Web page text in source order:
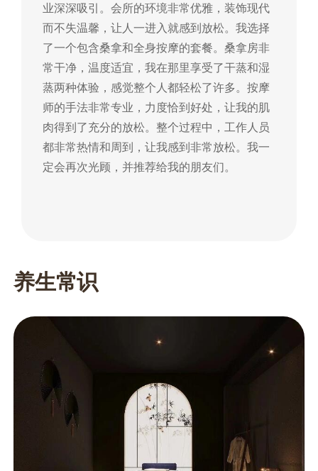
业深深吸引。会所的环境非常优雅，装饰现代
而不失温馨，让人一进入就感到放松。我选择
了一个包含桑拿和全身按摩的套餐。桑拿房非
常干净，温度适宜，我在那里享受了干蒸和湿
蒸两种体验，感觉整个人都轻松了许多。按摩
师的手法非常专业，力度恰到好处，让我的肌
肉得到了充分的放松。整个过程中，工作人员
都非常热情和周到，让我感到非常放松。我一
定会再次光顾，并推荐给我的朋友们。
养生常识